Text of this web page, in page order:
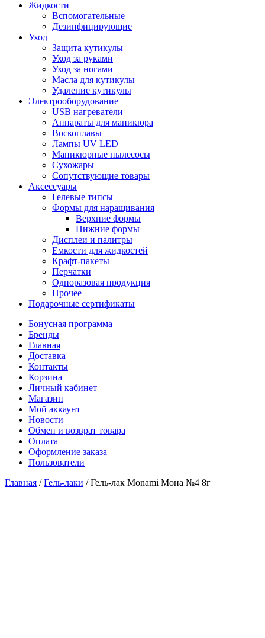
Жидкости
Вспомогательные
Дезинфицирующие
Уход
Защита кутикулы
Уход за руками
Уход за ногами
Масла для кутикулы
Удаление кутикулы
Электрооборудование
USB нагреватели
Аппараты для маникюра
Воскоплавы
Лампы UV LED
Маникюрные пылесосы
Сухожары
Сопутствующие товары
Аксессуары
Гелевые типсы
Формы для наращивания
Верхние формы
Нижние формы
Дисплеи и палитры
Емкости для жидкостей
Крафт-пакеты
Перчатки
Одноразовая продукция
Прочее
Подарочные сертификаты
Бонусная программа
Бренды
Главная
Доставка
Контакты
Корзина
Личный кабинет
Магазин
Мой аккаунт
Новости
Обмен и возврат товара
Оплата
Оформление заказа
Пользователи
Главная /Гель-лаки /Гель-лак Monami Мона №4 8г